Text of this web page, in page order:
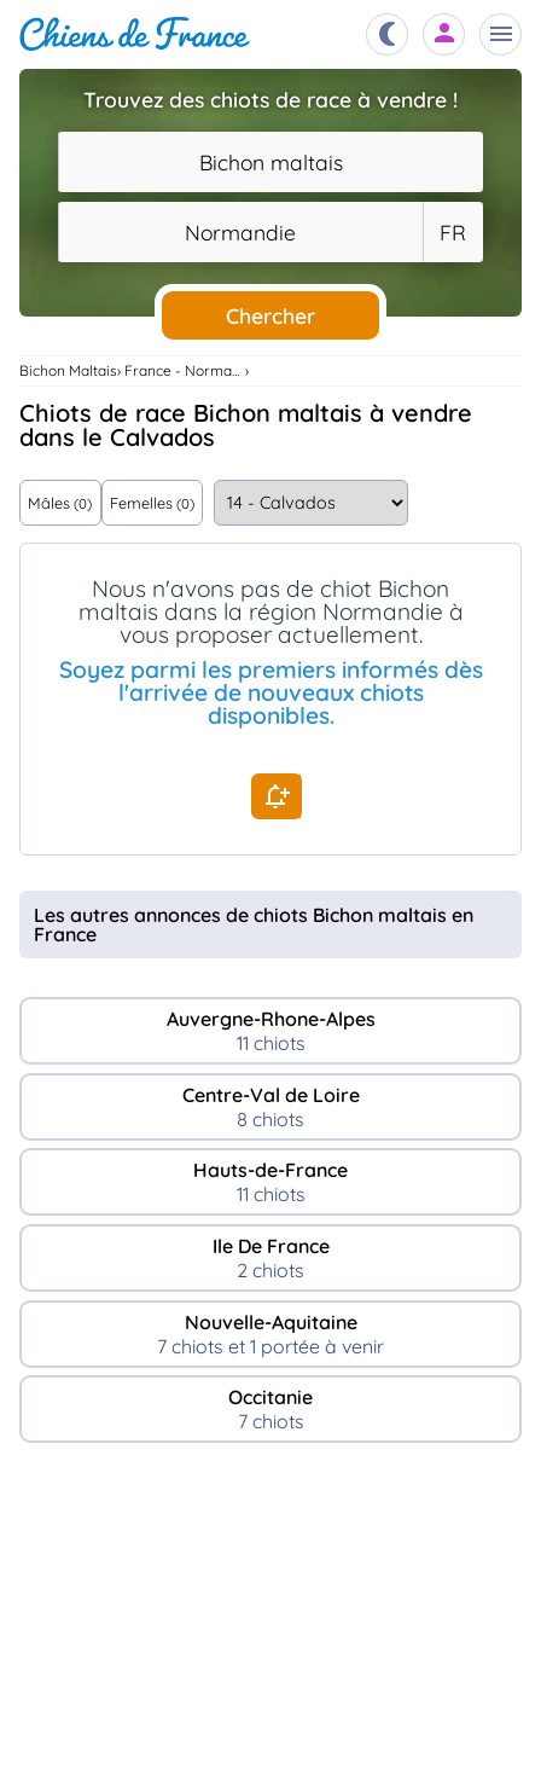
Chiots
Éleveurs
Étalons
Chiens
Services
..
Assurances
Connexion
Trouvez des chiots de race à vendre !
Bichon maltais
Normandie FR
Chercher
Bichon Maltais France - Normandie
Chiots de race Bichon maltais à vendre
dans le Calvados
Mâles (0) Femelles (0)
Nous n'avons pas de chiot Bichon
maltais dans la région Normandie à
vous proposer actuellement.
Soyez parmi les premiers informés dès
l'arrivée de nouveaux chiots
disponibles.
Les autres annonces de chiots Bichon maltais en
France
Auvergne-Rhone-Alpes
11 chiots
Centre-Val de Loire
8 chiots
Hauts-de-France
11 chiots
Ile De France
2 chiots
Nouvelle-Aquitaine
7 chiots et 1 portée à venir
Occitanie
7 chiots